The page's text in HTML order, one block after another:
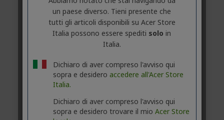
un paese diverso. Tieni presente che
tutti gli articoli disponibili su Acer Store
Italia possono essere spediti solo in
Italia.
Dichiaro di aver compreso l'avviso qui
sopra e desidero accedere all'Acer Store
Italia.
Dichiaro di aver compreso l'avviso qui
sopra e desidero trovare il mio Acer Store